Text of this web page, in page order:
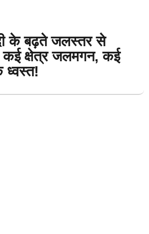
के बढ़ते जलस्तर से
कई क्षेत्र जलमगन, कई